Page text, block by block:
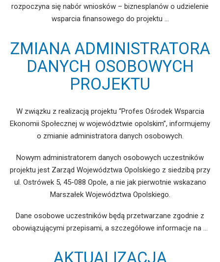
rozpoczyna się nabór wniosków – biznesplanów o udzielenie
wsparcia finansowego do projektu …
ZMIANA ADMINISTRATORA
DANYCH OSOBOWYCH
PROJEKTU
W związku z realizacją projektu “Profes Ośrodek Wsparcia
Ekonomii Społecznej w województwie opolskim”, informujemy
o zmianie administratora danych osobowych.
Nowym administratorem danych osobowych uczestników
projektu jest Zarząd Województwa Opolskiego z siedzibą przy
ul. Ostrówek 5, 45-088 Opole, a nie jak pierwotnie wskazano
Marszałek Województwa Opolskiego.
Dane osobowe uczestników będą przetwarzane zgodnie z
obowiązującymi przepisami, a szczegółowe informacje na …
AKTUALIZACJA